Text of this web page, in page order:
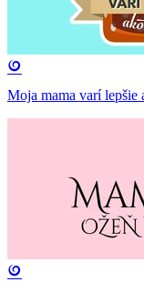
Moja mama varí lepšie